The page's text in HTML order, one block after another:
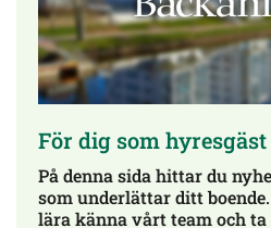
För dig som hyresgäst
På denna sida hittar du
som underlättar ditt
lära känna vårt team och